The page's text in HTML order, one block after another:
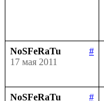
NoSFeRaTu
#
17 мая 2011
NoSFeRaTu
#